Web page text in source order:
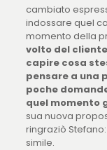
cambiato
indossare quel
momento della
volto del
capire cosa
pensare a una
poche
quel momento
sua nuova
ringraziò
simile.